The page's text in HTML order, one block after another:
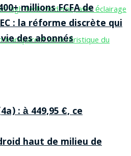
: à 449,95 €, ce
haut de milieu de
millions FCFA de
: la réforme discrète qui
des abonnés